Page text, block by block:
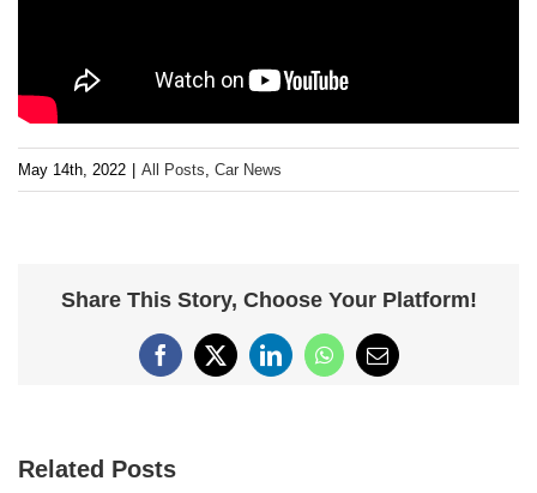
May 14th, 2022 All Posts, Car News
Share This Story, Choose Your Platform!
Facebook
X LinkedInWhatsApp
Email
Related Posts